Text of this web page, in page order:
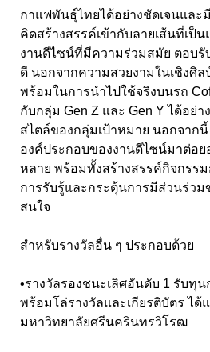
กาแฟพันธุ์ไทยได้อย่างชัดเจนแล
คิดสร้างสรรค์เข้ากับลายเส้นที่เป็
งานดีไซน์ที่มีความร่วมสมัย ตอบรั
ดี นอกจากความสวยงามในเชิงศิ
พร้อมในการนำไปใช้จริงบนรถ
กับกลุ่ม Gen Z และ Gen Y ได้อย่า
สไตล์ของกลุ่มเป้าหมาย นอกจาก
องค์ประกอบของงานดีไซน์มาต่อ
หลาย พร้อมทั้งสร้างสรรค์กิจกรร
การรับรู้และกระตุ้นการมีส่วนร่วม
สนใจ
สำหรับรางวัลอื่น ๆ ประกอบด้วย
•รางวัลรองชนะเลิศอันดับ 1 รับทุ
พร้อมโล่รางวัลและเกียรติบัตร ได้แ
มหาวิทยาลัยศรีนครินทรวิโรฒ